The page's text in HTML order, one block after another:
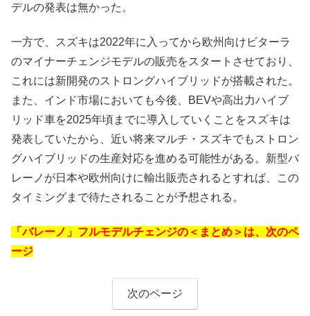
デルの発表は無かった。
一方で、スズキは2022年に入ってから欧州向けビターラ
のマイナーチェンジモデルの販売をスタートさせており、
これには新開発のストロングハイブリッドが搭載された。
また、インド市場においても今後、BEVや高出力ハイブ
リッド車を2025年頃までに導入していくことをスズキは
発表していたから、近い将来マルチ・スズキでもストロン
グハイブリッドの生産対応を進める可能性がある。新型バ
レーノが日本や欧州向けに輸出販売されるとすれば、この
タイミングまで待たされることが予想される。
「バレーノ」フルモデルチェンジの＜まとめ＞は、次のペ
ージ
次のページ